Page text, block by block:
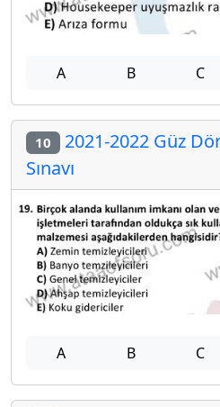
A B C
10 2021-2022 Güz
Sınavı
A B C